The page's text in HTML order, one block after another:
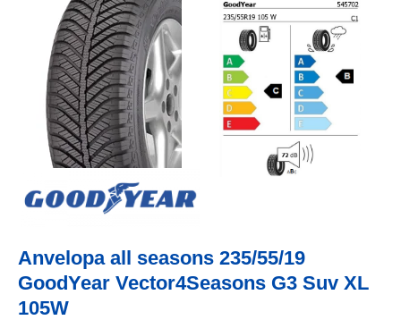
Anvelopa all seasons 235/55/19
GoodYear Vector4Seasons G3 Suv XL
105W